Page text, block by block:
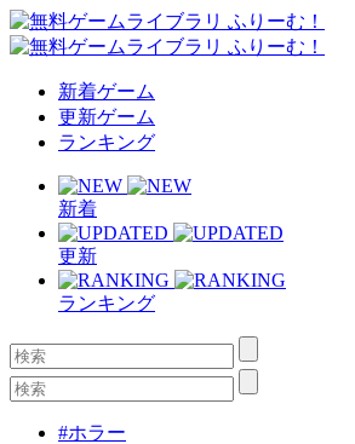
新着ゲーム
更新ゲーム
ランキング
新着
更新
ランキング
#ホラー